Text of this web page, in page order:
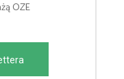
OZE